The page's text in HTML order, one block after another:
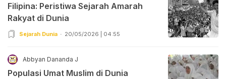
Filipina: Peristiwa Sejarah Amarah
Rakyat di Dunia
Sejarah Dunia 20/05/2026 | 04:55
Abbyan Dananda J
Populasi Umat Muslim di Dunia